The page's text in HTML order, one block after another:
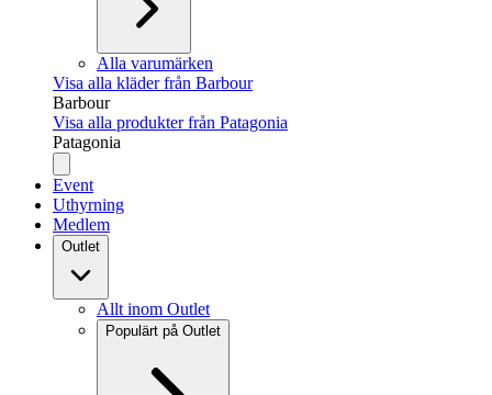
Alla varumärken
Visa alla kläder från Barbour
Barbour
Visa alla produkter från Patagonia
Patagonia
Event
Uthyrning
Medlem
Outlet
Allt inom Outlet
Populärt på Outlet